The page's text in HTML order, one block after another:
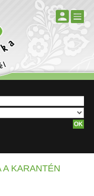
A KARANTÉN